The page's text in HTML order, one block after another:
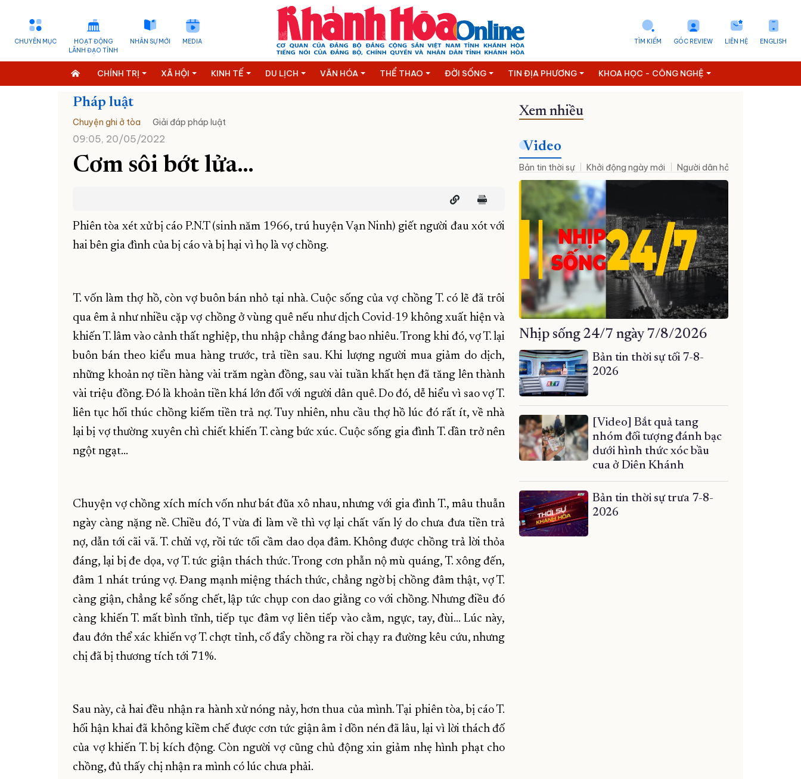
CHUYÊN MỤC
HOẠT ĐỘNG
LÃNH ĐẠO TỈNH
NHÂN SỰ MỚI MEDIA ENGLISH
LIÊN HỆ
GÓC REVIEW
TÌM KIẾM
CHÍNH TRỊ XÃ HỘI KINH TẾ DU LỊCH VĂN HÓA THỂ THAO ĐỜI SỐNG TIN ĐỊA PHƯƠNG KHOA HỌC - CÔNG NGHỆ
Pháp luật
Chuyện ghi ở tòa Giải đáp pháp luật
09:05, 20/05/2022
Cơm sôi bớt lửa…
Phiên tòa xét xử bị cáo P.N.T (sinh năm 1966, trú huyện Vạn Ninh) giết người đau xót với
hai bên gia đình của bị cáo và bị hại vì họ là vợ chồng.
T. vốn làm thợ hồ, còn vợ buôn bán nhỏ tại nhà. Cuộc sống của vợ chồng T. có lẽ đã trôi
qua êm ả như nhiều cặp vợ chồng ở vùng quê nếu như dịch Covid-19 không xuất hiện và
khiến T. lâm vào cảnh thất nghiệp, thu nhập chẳng đáng bao nhiêu. Trong khi đó, vợ T. lại
buôn bán theo kiểu mua hàng trước, trả tiền sau. Khi lượng người mua giảm do dịch,
những khoản nợ tiền hàng vài trăm ngàn đồng, sau vài tuần khất hẹn đã tăng lên thành
vài triệu đồng. Đó là khoản tiền khá lớn đối với người dân quê. Do đó, dễ hiểu vì sao vợ T.
liên tục hối thúc chồng kiếm tiền trả nợ. Tuy nhiên, nhu cầu thợ hồ lúc đó rất ít, về nhà
lại bị vợ thường xuyên chì chiết khiến T. càng bức xúc. Cuộc sống gia đình T. dần trở nên
ngột ngạt…
Chuyện vợ chồng xích mích vốn như bát đũa xô nhau, nhưng với gia đình T., mâu thuẫn
ngày càng nặng nề. Chiều đó, T vừa đi làm về thì vợ lại chất vấn lý do chưa đưa tiền trả
nợ, dẫn tới cãi vã. T. chửi vợ, rồi tức tối cầm dao dọa đâm. Không được chồng trả lời thỏa
đáng, lại bị đe dọa, vợ T. tức giận thách thức. Trong cơn phẫn nộ mù quáng, T. xông đến,
đâm 1 nhát trúng vợ. Đang mạnh miệng thách thức, chẳng ngờ bị chồng đâm thật, vợ T.
càng giận, chẳng kể sống chết, lập tức chụp con dao giằng co với chồng. Nhưng điều đó
càng khiến T. mất bình tĩnh, tiếp tục đâm vợ liên tiếp vào cằm, ngực, tay, đùi... Lúc này,
đau đớn thể xác khiến vợ T. chợt tỉnh, cố đẩy chồng ra rồi chạy ra đường kêu cứu, nhưng
chị đã bị thương tích tới 71%.
Sau này, cả hai đều nhận ra hành xử nóng nảy, hơn thua của mình. Tại phiên tòa, bị cáo T.
hối hận khai đã không kiềm chế được cơn tức giận âm ỉ dồn nén đã lâu, lại vì lời thách đố
của vợ khiến T. bị kích động. Còn người vợ cũng chủ động xin giảm nhẹ hình phạt cho
chồng, đủ thấy chị nhận ra mình có lúc chưa phải.
Xem nhiều
Video
Bản tin thời sự Khởi động ngày mới Người dân hỏi – Cơ quan nhà
Nhịp sống 24/7 ngày 7/8/2026
Bản tin thời sự tối 7-8-
2026
[Video] Bắt quả tang
nhóm đối tượng đánh bạc
dưới hình thức xóc bầu
cua ở Diên Khánh
Bản tin thời sự trưa 7-8-
2026